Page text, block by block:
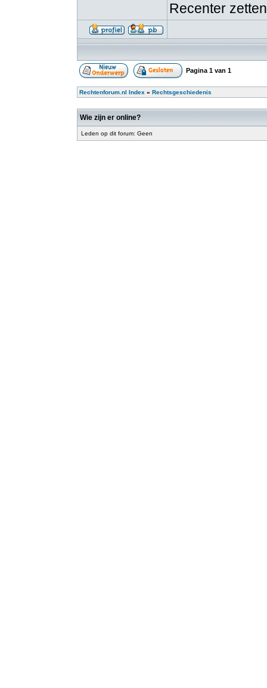
Recenter
Pagina 1 van 1
Rechtenforum.nl Index » Rechtsgeschiedenis
Wie zijn er online?
Leden op dit forum: Geen